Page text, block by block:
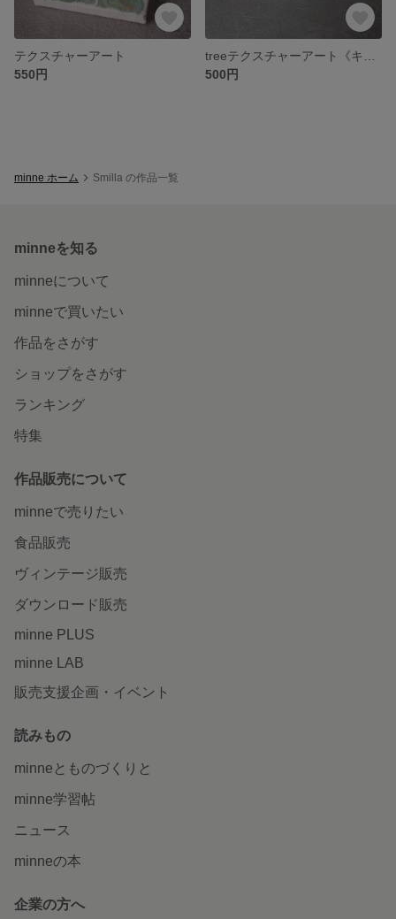
テクスチャーアート
550円
500円
minne ホーム Smilla の作品一覧
minneを知る
minneについて
minneで買いたい
作品をさがす
ショップをさがす
ランキング
特集
作品販売について
minneで売りたい
食品販売
ヴィンテージ販売
ダウンロード販売
minne PLUS
minne LAB
販売支援企画・イベント
読みもの
minneとものづくりと
minne学習帖
ニュース
minneの本
企業の方へ